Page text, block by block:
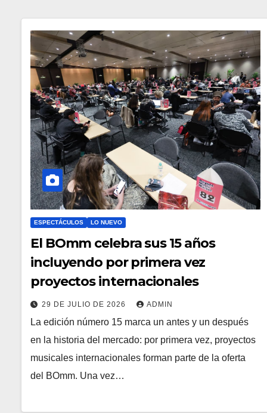
ESPECTÁCULOS LO NUEVO
El BOmm celebra sus 15 años
incluyendo por primera vez
proyectos internacionales
29 DE JULIO DE 2026 ADMIN
La edición número 15 marca un antes y un después
en la historia del mercado: por primera vez, proyectos
musicales internacionales forman parte de la oferta
del BOmm. Una vez…